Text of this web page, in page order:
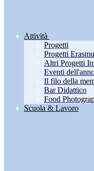
Attività
Progetti
Progetti
Altri Progetti
Eventi
Il filo della
Bar Didattico
Food
Scuola & Lavoro